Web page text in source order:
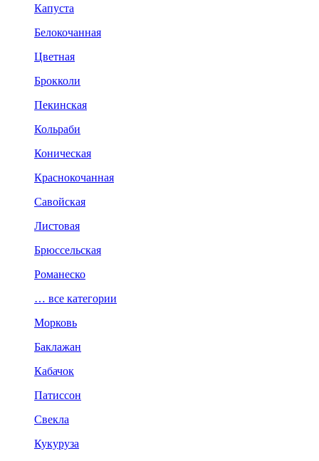
Капуста
Белокочанная
Цветная
Брокколи
Пекинская
Кольраби
Коническая
Краснокочанная
Савойская
Листовая
Брюссельская
Романеско
… все категории
Морковь
Баклажан
Кабачок
Патиссон
Свекла
Кукуруза